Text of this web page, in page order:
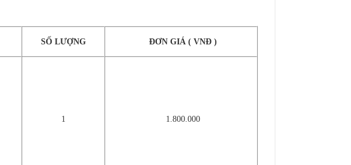
SỐ LƯỢNG ĐƠN GIÁ ( VNĐ )
1 1.800.000